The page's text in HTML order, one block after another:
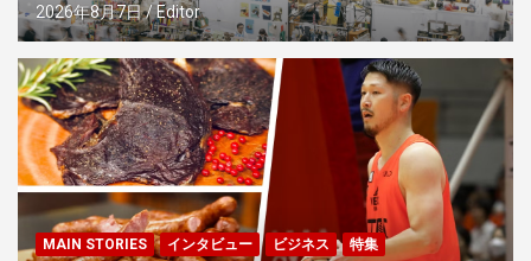
2026年8月7日 Editor
MAIN STORIES インタビュー ビジネス 特集